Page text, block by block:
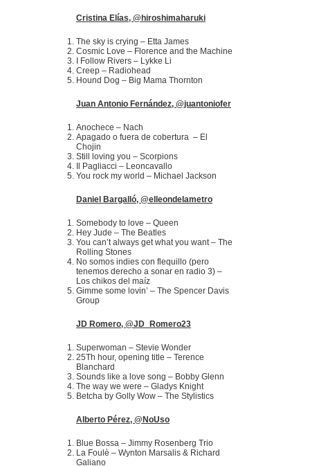
Cristina Elías, @hiroshimaharuki
The sky is crying – Etta James
Cosmic Love – Florence and the Machine
I Follow Rivers – Lykke Li
Creep – Radiohead
Hound Dog – Big Mama Thornton
Juan Antonio Fernández, @juantoniofer
Anochece – Nach
Apagado o fuera de cobertura – El
Chojin
Still loving you – Scorpions
Il Pagliacci – Leoncavallo
You rock my world – Michael Jackson
Daniel Bargalló, @elleondelametro
Somebody to love – Queen
Hey Jude – The Beatles
You can’t always get what you want – The
Rolling Stones
No somos indies con flequillo (pero
tenemos derecho a sonar en radio 3) –
Los chikos del maíz
Gimme some lovin’ – The Spencer Davis
Group
JD Romero, @JD_Romero23
Superwoman – Stevie Wonder
25Th hour, opening title – Terence
Blanchard
Sounds like a love song – Bobby Glenn
The way we were – Gladys Knight
Betcha by Golly Wow – The Stylistics
Alberto Pérez, @NoUso
Blue Bossa – Jimmy Rosenberg Trio
La Foulè – Wynton Marsalis & Richard
Galiano